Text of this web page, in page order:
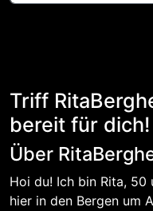
Triff
bereit für dich!
Über
Hoi du! Ich bin Rita,
hier in den Bergen um